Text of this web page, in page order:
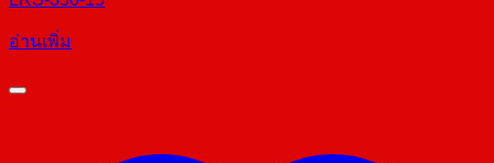
อ่านเพิ่ม